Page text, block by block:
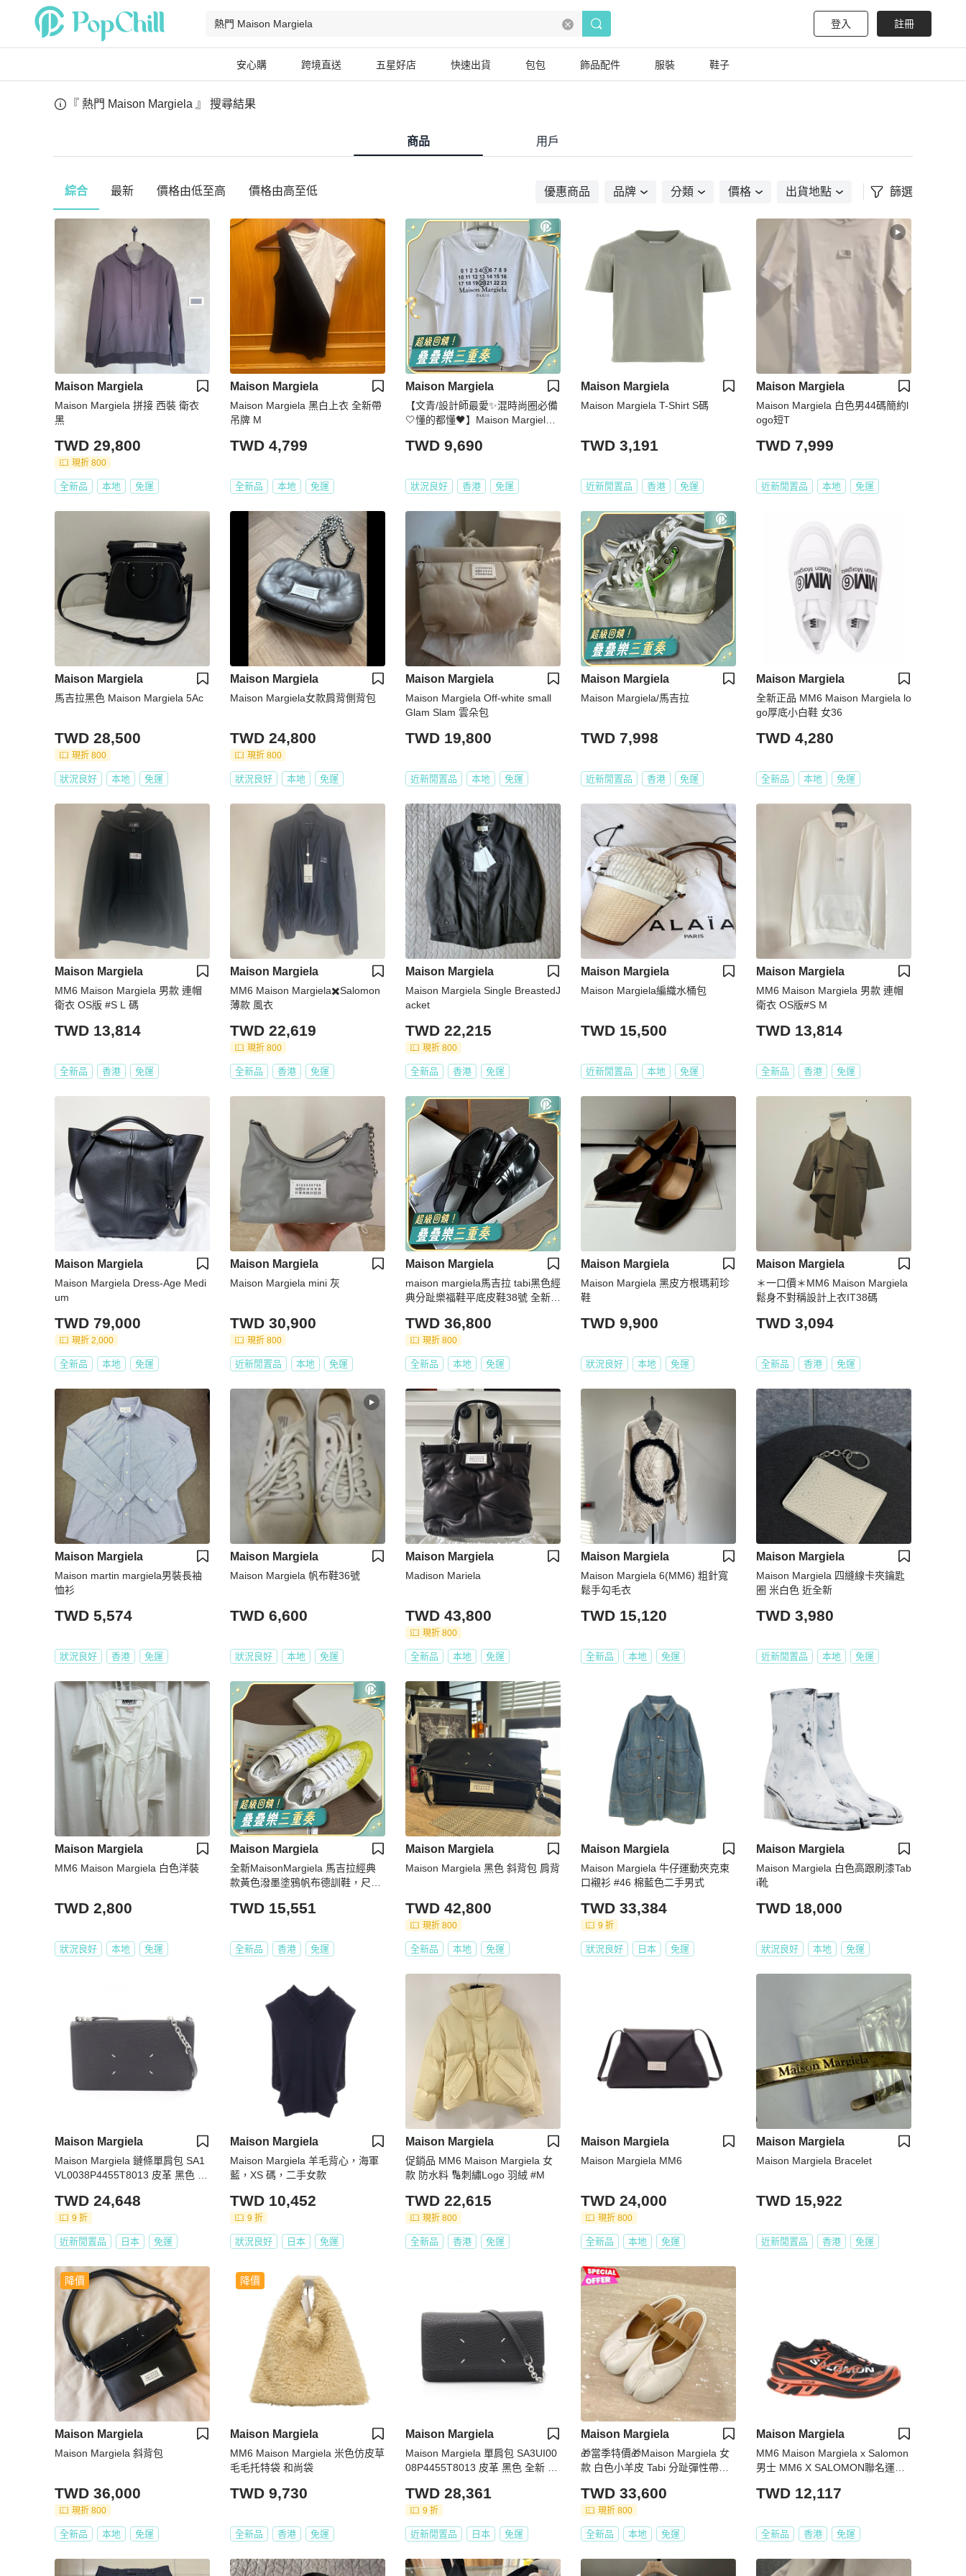
登入 註冊
安心購 跨境直送 五星好店 快速出貨 包包 飾品配件 服裝 鞋子
『 熱門 Maison Margiela 』 搜尋結果
商品 用戶
綜合 最新 價格由低至高 價格由高至低 優惠商品 品牌 分類 價格 出貨地點 篩選
Maison Margiela
Maison Margiela 拼接 西裝 衛衣
黑
TWD 29,800
現折 800
全新品 本地 免運
Maison Margiela
Maison Margiela 黑白上衣 全新帶
吊牌 M
TWD 4,799
全新品 本地 免運
Maison Margiela
【文青/設計師最愛✨混時尚圈必備
🤍懂的都懂🖤】Maison Margiela
恤｜黑色XS碼
TWD 9,690
狀況良好 香港 免運
Maison Margiela
Maison Margiela T-Shirt S碼
TWD 3,191
近新閒置品 香港 免運
Maison Margiela
Maison Margiela 白色男44碼簡約l
ogo短T
TWD 7,999
近新閒置品 本地 免運
Maison Margiela
馬吉拉黑色 Maison Margiela 5Ac
TWD 28,500
現折 800
狀況良好 本地 免運
Maison Margiela
Maison Margiela女款肩背側背包
TWD 24,800
現折 800
狀況良好 本地 免運
Maison Margiela
Maison Margiela Off-white small
Glam Slam 雲朵包
TWD 19,800
近新閒置品 本地 免運
Maison Margiela
Maison Margiela/馬吉拉
TWD 7,998
近新閒置品 香港 免運
Maison Margiela
全新正品 MM6 Maison Margiela lo
go厚底小白鞋 女36
TWD 4,280
全新品 本地 免運
Maison Margiela
MM6 Maison Margiela 男款 連帽
衛衣 OS版 #S L 碼
TWD 13,814
全新品 香港 免運
Maison Margiela
MM6 Maison Margiela✖️Salomon
薄款 風衣
TWD 22,619
現折 800
全新品 香港 免運
Maison Margiela
Maison Margiela Single BreastedJ
acket
TWD 22,215
現折 800
全新品 香港 免運
Maison Margiela
Maison Margiela編織水桶包
TWD 15,500
近新閒置品 本地 免運
Maison Margiela
MM6 Maison Margiela 男款 連帽
衛衣 OS版#S M
TWD 13,814
全新品 香港 免運
Maison Margiela
Maison Margiela Dress-Age Medi
um
TWD 79,000
現折 2,000
全新品 本地 免運
Maison Margiela
Maison Margiela mini 灰
TWD 30,900
現折 800
近新閒置品 本地 免運
Maison Margiela
maison margiela馬吉拉 tabi黑色經
典分趾樂福鞋平底皮鞋38號 全新配
TWD 36,800
現折 800
全新品 本地 免運
Maison Margiela
Maison Margiela 黑皮方根瑪莉珍
鞋
TWD 9,900
狀況良好 本地 免運
Maison Margiela
＊一口價＊MM6 Maison Margiela
鬆身不對稱設計上衣IT38碼
TWD 3,094
全新品 香港 免運
Maison Margiela
Maison martin margiela男裝長袖
恤衫
TWD 5,574
狀況良好 香港 免運
Maison Margiela
Maison Margiela 帆布鞋36號
TWD 6,600
狀況良好 本地 免運
Maison Margiela
Madison Mariela
TWD 43,800
現折 800
全新品 本地 免運
Maison Margiela
Maison Margiela 6(MM6) 粗針寬
鬆手勾毛衣
TWD 15,120
全新品 本地 免運
Maison Margiela
Maison Margiela 四縫線卡夾鑰匙
圈 米白色 近全新
TWD 3,980
近新閒置品 本地 免運
Maison Margiela
MM6 Maison Margiela 白色洋裝
TWD 2,800
狀況良好 本地 免運
Maison Margiela
全新MaisonMargiela 馬吉拉經典
款黃色潑墨塗鴉帆布德訓鞋，尺寸:
TWD 15,551
全新品 香港 免運
Maison Margiela
Maison Margiela 黑色 斜背包 肩背
TWD 42,800
現折 800
全新品 本地 免運
Maison Margiela
Maison Margiela 牛仔運動夾克束
口襯衫 #46 棉藍色二手男式
TWD 33,384
9 折
狀況良好 日本 免運
Maison Margiela
Maison Margiela 白色高跟刷漆Tab
i靴
TWD 18,000
狀況良好 本地 免運
Maison Margiela
Maison Margiela 鏈條單肩包 SA1
VL0038P4455T8013 皮革 黑色 全
TWD 24,648
9 折
近新閒置品 日本 免運
Maison Margiela
Maison Margiela 羊毛背心，海軍
藍，XS 碼，二手女款
TWD 10,452
9 折
狀況良好 日本 免運
Maison Margiela
促銷品 MM6 Maison Margiela 女
款 防水料 🔢刺繡Logo 羽絨 #M
TWD 22,615
現折 800
全新品 香港 免運
Maison Margiela
Maison Margiela MM6
TWD 24,000
現折 800
全新品 本地 免運
Maison Margiela
Maison Margiela Bracelet
TWD 15,922
近新閒置品 香港 免運
降價
Maison Margiela
Maison Margiela 斜背包
TWD 36,000
現折 800
全新品 本地 免運
降價
Maison Margiela
MM6 Maison Margiela 米色仿皮草
毛毛托特袋 和尚袋
TWD 9,730
全新品 香港 免運
Maison Margiela
Maison Margiela 單肩包 SA3UI00
08P4455T8013 皮革 黑色 全新 女
TWD 28,361
9 折
近新閒置品 日本 免運
Maison Margiela
🎁當季特價🎁Maison Margiela 女
款 白色小羊皮 Tabi 分趾彈性帶芭
TWD 33,600
現折 800
全新品 本地 免運
Maison Margiela
MM6 Maison Margiela x Salomon
男士 MM6 X SALOMON聯名運動
⅔ 41⅓ 42⅔ 43⅓ 44⅔ 45⅓ 46⅔
TWD 12,117
全新品 香港 免運